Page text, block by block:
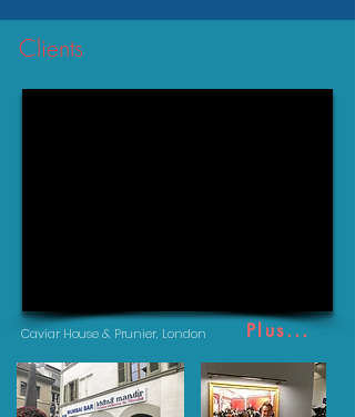
Clients
Caviar House & Prunier, London Plus...